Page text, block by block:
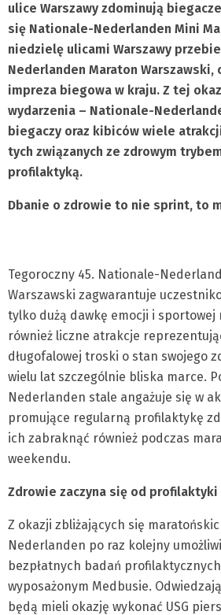
ulice Warszawy zdominują
się Nationale-Nederlanden Mini
niedzielę ulicami Warszawy
Nederlanden Maraton Warszawski,
impreza biegowa w kraju. Z tej
wydarzenia – Nationale-
biegaczy oraz kibiców wiele
tych związanych ze zdrowym
profilaktyką.
Dbanie o zdrowie to nie sprint, to
Tegoroczny 45. Nationale-
Warszawski zagwarantuje
tylko dużą dawkę emocji i sportowej
również liczne atrakcje
długofalowej troski o stan swojego
wielu lat szczególnie bliska marce.
Nederlanden stale angażuje się w
promujące regularną profilaktykę
ich zabraknąć również podczas
weekendu.
Zdrowie zaczyna się od profilaktyki
Z okazji zbliżających się
Nederlanden po raz kolejny
bezpłatnych badań
wyposażonym Medbusie.
będą mieli okazję wykonać USG